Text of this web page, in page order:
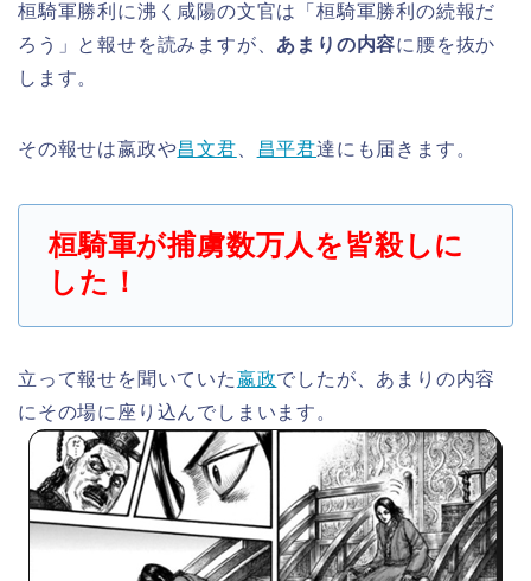
桓騎軍勝利に沸く咸陽の文官は「桓騎軍勝利の続報だ
ろう」と報せを読みますが、 あまりの内容に腰を抜か
します。
その報せは嬴政や昌文君 昌平君達にも届きます。
桓騎軍が捕虜数万人を皆殺しに
した！
立って報せを聞いていた嬴政でしたが、あまりの内容
にその場に座り込んでしまいます。